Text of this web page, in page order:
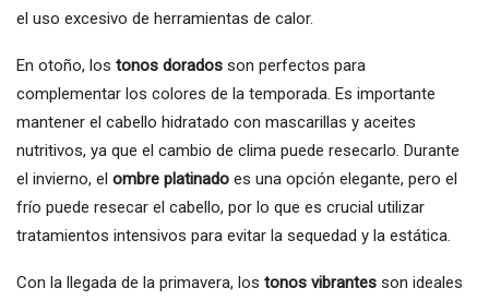
el uso excesivo de herramientas de calor.
En otoño, los tonos dorados son perfectos para
complementar los colores de la temporada. Es importante
mantener el cabello hidratado con mascarillas y aceites
nutritivos, ya que el cambio de clima puede resecarlo. Durante
el invierno, el ombre platinado es una opción elegante, pero el
frío puede resecar el cabello, por lo que es crucial utilizar
tratamientos intensivos para evitar la sequedad y la estática.
Con la llegada de la primavera, los tonos vibrantes son ideales